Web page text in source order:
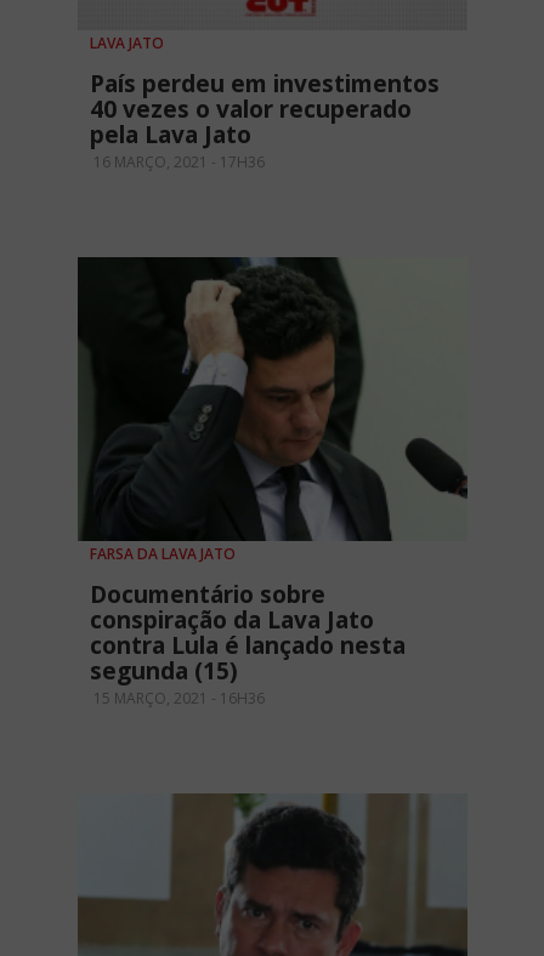
LAVA JATO
País perdeu em investimentos
40 vezes o valor recuperado
pela Lava Jato
16 MARÇO, 2021 - 17H36
FARSA DA LAVA JATO
Documentário sobre
conspiração da Lava Jato
contra Lula é lançado nesta
segunda (15)
15 MARÇO, 2021 - 16H36